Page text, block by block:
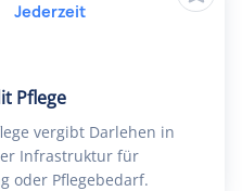
Pflege
vergibt Darlehen in
Infrastruktur für
oder Pflegebedarf.
Jederzeit